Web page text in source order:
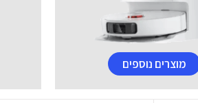
מוצרים נוספים